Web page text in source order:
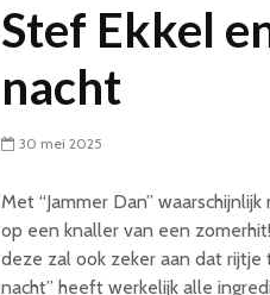
Stef Ekkel
nacht
30 mei 2025
Met “Jammer Dan”
op een knaller van een
deze zal ook zeker aan dat rijtje
nacht” heeft werkelijk alle